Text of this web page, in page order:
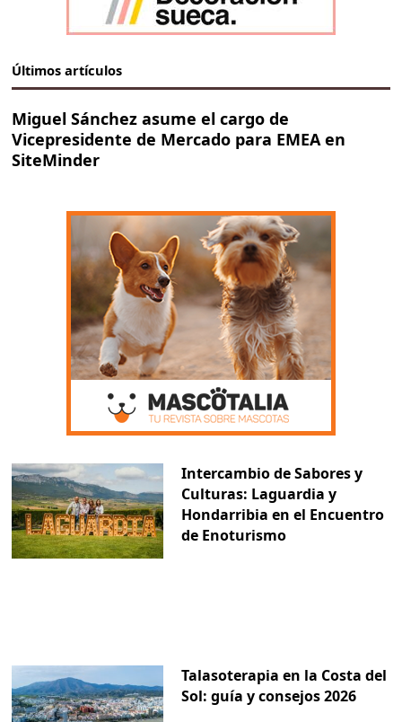
Últimos artículos
Miguel Sánchez asume el cargo de
Vicepresidente de Mercado para EMEA en
SiteMinder
Intercambio de Sabores y
Culturas: Laguardia y
Hondarribia en el Encuentro
de Enoturismo
Talasoterapia en la Costa del
Sol: guía y consejos 2026